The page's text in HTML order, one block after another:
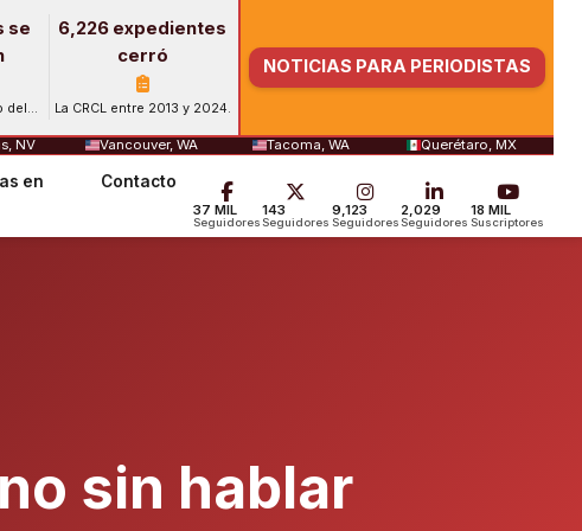
se
del
6,226 expedientes
cerró
La CRCL entre 2013 y 2024.
NOTICIAS PARA PERIODISTAS
NV Vancouver, WA Tacoma, WA Querétaro, MX
en
Contacto
37 MIL
Seguidores
143
Seguidores
9,123
Seguidores
2,029
Seguidores
18 MIL
Suscriptores
sin hablar